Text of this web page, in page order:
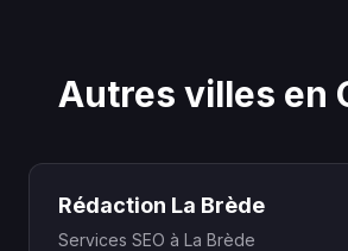
Autres villes en
Rédaction La Brède
Services SEO à La Brède